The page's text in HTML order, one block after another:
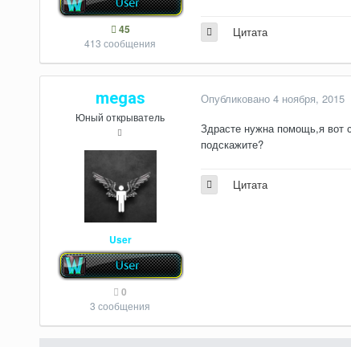
45
413 сообщения
Цитата
megas
Юный открыватель
User
0
3 сообщения
Опубликовано 4 ноября, 2015
Здрасте нужна помощь,я вот
подскажите?
Цитата